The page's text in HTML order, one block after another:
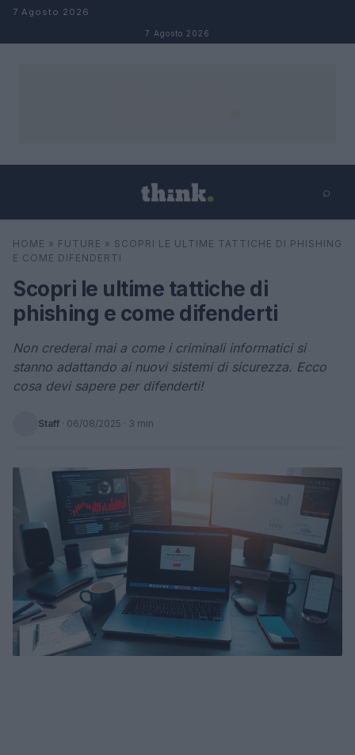
Salta al contenuto
7 Agosto 2026
7 Agosto 2026
⌕
Cerca ⌕ ×
HOME » FUTURE » SCOPRI LE ULTIME TATTICHE DI PHISHING
E COME DIFENDERTI
Scopri le ultime tattiche di
phishing e come difenderti
Non crederai mai a come i criminali informatici si
stanno adattando ai nuovi sistemi di sicurezza. Ecco
cosa devi sapere per difenderti!
Staff · 06/08/2025 · 3 min